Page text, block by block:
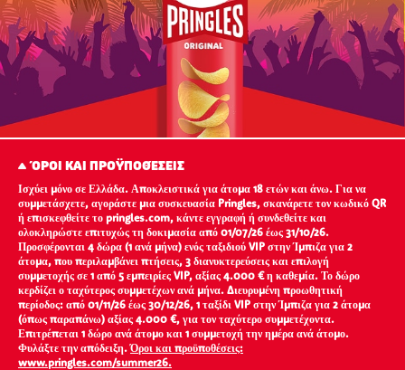
ΌΡΟΙ ΚΑΙ ΠΡΟΫΠΟΘΈΣΕΙΣ
Ισχύει μόνο σε Ελλάδα. Αποκλειστικά για άτομα 18 ετών και άνω. Για να
συμμετάσχετε, αγοράστε μια συσκευασία Pringles, σκανάρετε τον κωδικό QR
ή επισκεφθείτε το pringles.com, κάντε εγγραφή ή συνδεθείτε και
ολοκληρώστε επιτυχώς τη δοκιμασία από 01/07/26 έως 31/10/26.
Προσφέρονται 4 δώρα (1 ανά μήνα) ενός ταξιδιού VIP στην Ίμπιζα για 2
άτομα, που περιλαμβάνει πτήσεις, 3 διανυκτερεύσεις και επιλογή
συμμετοχής σε 1 από 5 εμπειρίες VIP, αξίας 4.000 € η καθεμία. Το δώρο
κερδίζει ο ταχύτερος συμμετέχων ανά μήνα. Διευρυμένη προωθητική
περίοδος: από 01/11/26 έως 30/12/26, 1 ταξίδι VIP στην Ίμπιζα για 2 άτομα
(όπως παραπάνω) αξίας 4.000 €, για τον ταχύτερο συμμετέχοντα.
Επιτρέπεται 1 δώρο ανά άτομο και 1 συμμετοχή την ημέρα ανά άτομο.
Φυλάξτε την απόδειξη.Όροι και προϋποθέσεις:
www.pringles.com/summer26.